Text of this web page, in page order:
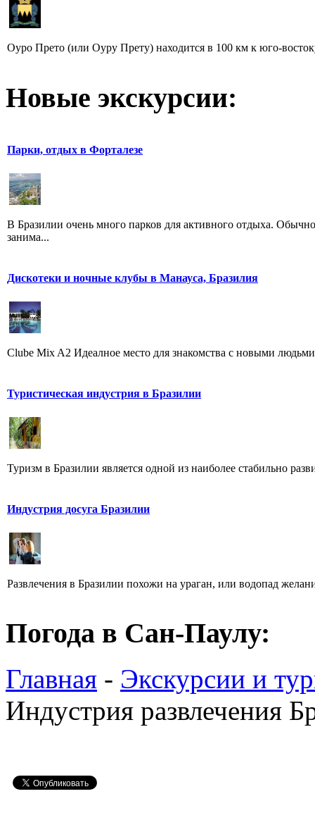
Оуро Прето (или Оуру Прету) находится в 100 км к юго-
Новые экскурсии:
Парки, отдых в Форталезе
В Бразилии очень много парков для активного отдыха.
занима...
Дискотеки и ночные клубы в Манауса, Бразилия
Clube Mix A2 Идеалное место для знакомства с новыми
Туристическая индустрия в Бразилии
Туризм в Бразилии является одной из наиболее стабильно
Индустрия досуга Бразилии
Развлечения в Бразилии похожи на ураган, или водопад
Погода в Сан-Паулу:
Главная - Экскурсии и
Индустрия развлечения